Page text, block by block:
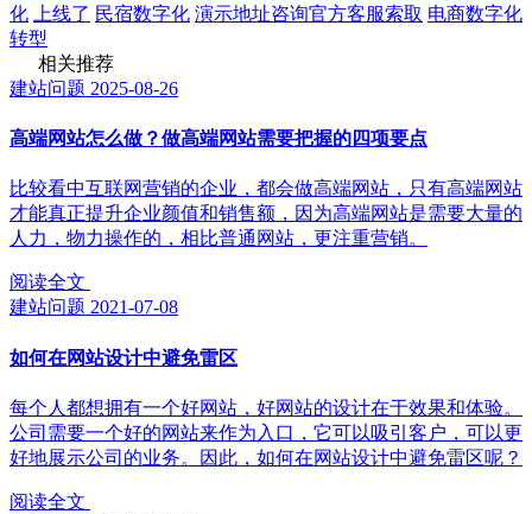
化
上线了 民宿数字化 演示地址咨询官方客服索取 电商数字化
转型
相关推荐
建站问题 2025-08-26
高端网站怎么做？做高端网站需要把握的四项要点
比较看中互联网营销的企业，都会做高端网站，只有高端网站
才能真正提升企业颜值和销售额，因为高端网站是需要大量的
人力，物力操作的，相比普通网站，更注重营销。
阅读全文
建站问题 2021-07-08
如何在网站设计中避免雷区
每个人都想拥有一个好网站，好网站的设计在于效果和体验。
公司需要一个好的网站来作为入口，它可以吸引客户，可以更
好地展示公司的业务。因此，如何在网站设计中避免雷区呢？
阅读全文